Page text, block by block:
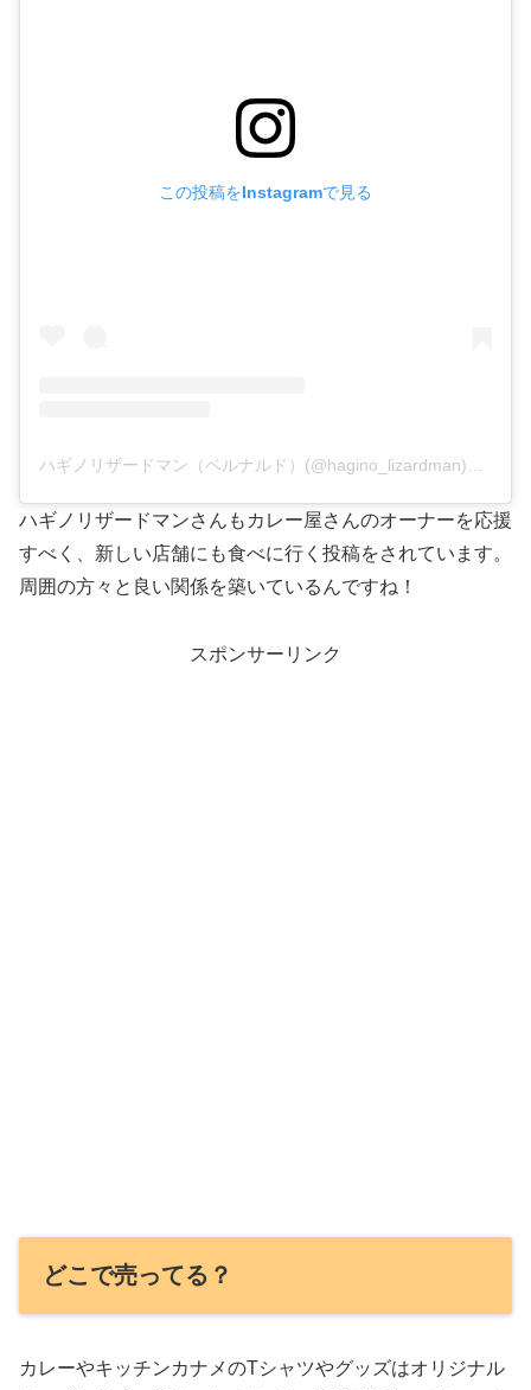
この投稿をInstagramで見る
ハギノリザードマン（ベルナルド）(@hagino_lizardman)がシェアした投稿
ハギノリザードマンさんもカレー屋さんのオーナーを応援
すべく、新しい店舗にも食べに行く投稿をされています。
周囲の方々と良い関係を築いているんですね！
スポンサーリンク
どこで売ってる？
カレーやキッチンカナメのTシャツやグッズはオリジナル